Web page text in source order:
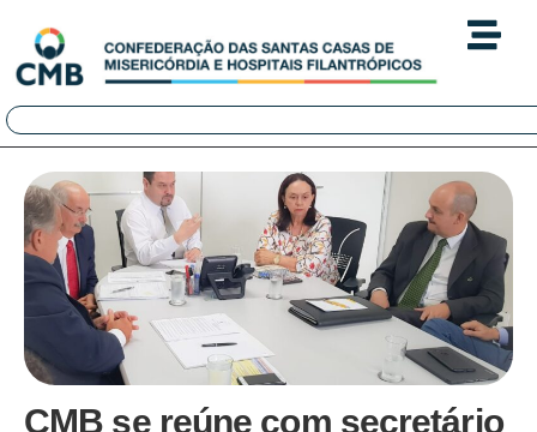
CMB se reúne com secretário